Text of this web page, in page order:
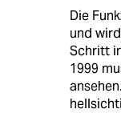
Die
und
Schritt
1999